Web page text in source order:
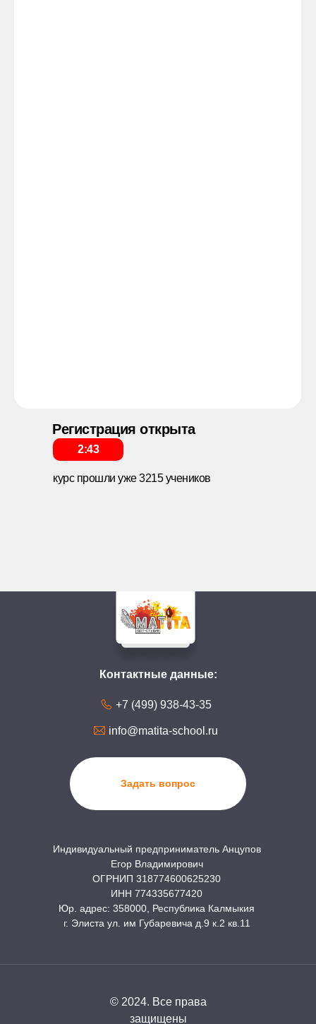
курс прошли уже 3215 учеников
Регистрация открыта
еще2:42
© 2024. Все права
защищены
Задать вопрос
+7 (499) 938-43-35
info@matita-school.ru
Контактные данные:
Индивидуальный предприниматель Анцупов
Егор Владимирович
ОГРНИП 318774600625230
ИНН 774335677420
Юр. адрес: 358000, Республика Калмыкия
г. Элиста ул. им Губаревича д.9 к.2 кв.11